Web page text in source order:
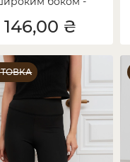
146,00 ₴